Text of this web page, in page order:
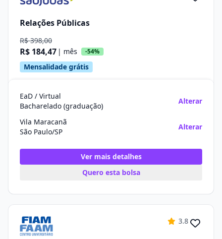
Relações Públicas
R$ 398,00
R$ 184,47 | mês -54%
Mensalidade grátis
EaD / Virtual
Bacharelado (graduação)
Alterar
Vila Maracanã
São Paulo/SP
Alterar
Ver mais detalhes
Quero esta bolsa
3.8